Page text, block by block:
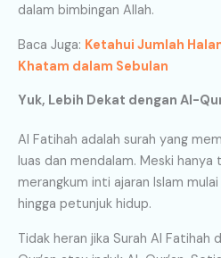
dalam bimbingan Allah.
Baca Juga: Ketahui Jumlah
Khatam dalam Sebulan
Yuk, Lebih Dekat dengan Al-
Al Fatihah adalah surah yang
luas dan mendalam. Meski
merangkum inti ajaran Islam
hingga petunjuk hidup.
Tidak heran jika Surah Al Fatihah